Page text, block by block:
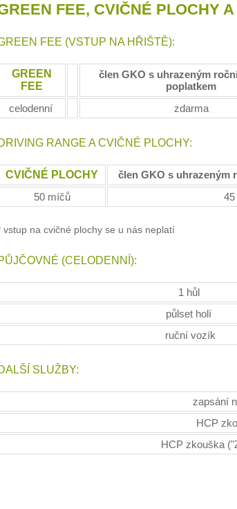
FEE, CVIČNÉ PLOCHY
FEE (VSTUP NA HŘIŠTĚ):
GREEN
FEE
člen GKO s uhrazeným
poplatkem
celodenní
zdarma
RANGE A CVIČNÉ PLOCHY:
CVIČNÉ PLOCHY člen GKO s uhrazeným
50 míčů
45
vstup na cvičné plochy se u nás neplatí
(CELODENNÍ):
1 hůl
půlset holí
ruční vozík
SLUŽBY:
zapsání
HCP
HCP zkouška